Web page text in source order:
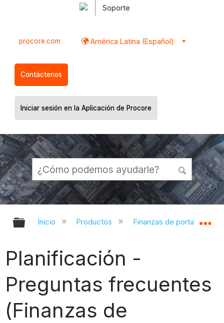
Soporte
procore.com América Latina (Español)
Contáctenos
Iniciar sesión en la Aplicación de Procore
Expandir/contraer jerarquía global
Inicio Productos Finanzas de portafolio y
Planificación -
Preguntas frecuentes
(Finanzas de